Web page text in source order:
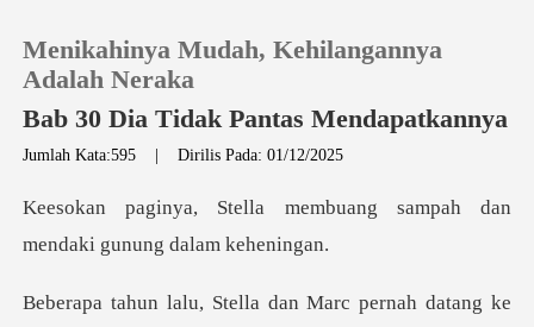
Pengisian Ulang
Riwayat Membaca
Menikahinya Mudah, Kehilangannya
Adalah Neraka
Bab 30 Dia Tidak Pantas Mendapatkannya
Jumlah Kata:595 |Dirilis Pada: 01/12/2025
embuang sampah dan
mendaki
h datang ke